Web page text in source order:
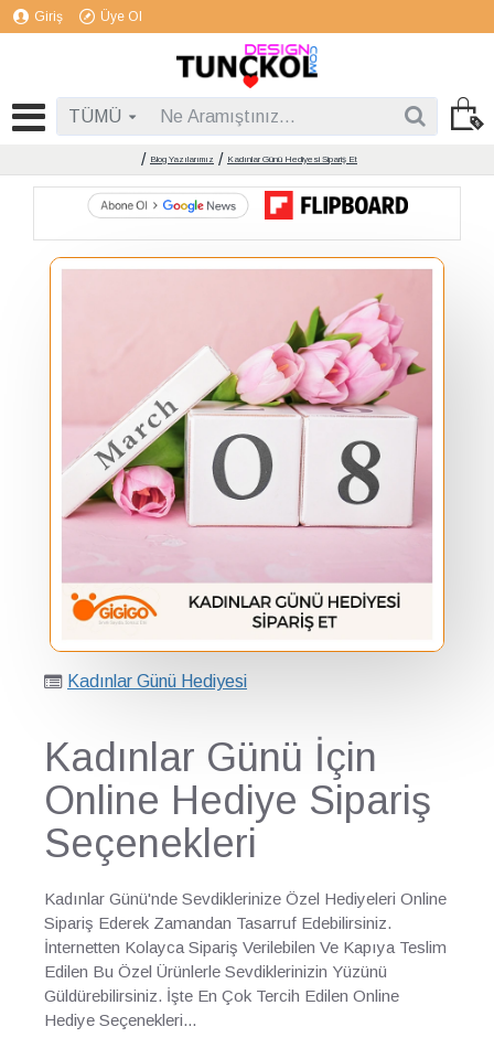
Giriş Üye Ol
TÜMÜ
Blog Yazılarımız Kadınlar Günü Hediyesi Sipariş Et
Kadınlar Günü Hediyesi
Kadınlar Günü İçin
Online Hediye Sipariş
Seçenekleri
Kadınlar Günü'nde Sevdiklerinize Özel Hediyeleri Online
Sipariş Ederek Zamandan Tasarruf Edebilirsiniz.
İnternetten Kolayca Sipariş Verilebilen Ve Kapıya Teslim
Edilen Bu Özel Ürünlerle Sevdiklerinizin Yüzünü
Güldürebilirsiniz. İşte En Çok Tercih Edilen Online
Hediye Seçenekleri...